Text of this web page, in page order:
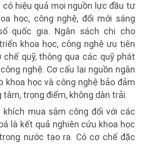
có hiệu quả mọi nguồn lực đầu tư
học, công nghệ, đổi mới sáng
quốc gia. Ngân sách chi cho
khoa học, công nghệ ưu tiên
quỹ, thông qua các quỹ phát
nghệ. Cơ cấu lại nguồn ngân
khoa học và công nghệ bảo đảm
trọng điểm, không dàn trải.
khích mua sắm công đối với các
là kết quả nghiên cứu khoa học
nước tạo ra. Có cơ chế đặc